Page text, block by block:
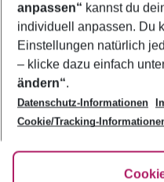
Footer
Footer navigation
Über uns
AGB
Bestpreisgarantie
Cookie-Einstellungen
Cookie-Richtlinie
Agenturbetreuung
Barrierefreies Reisen
FAQ
HanseMerkur
Folge uns
anpassen“ kannst du
individuell anpassen. Du
Einstellungen natürlich
– klicke dazu einfach
ändern“.
Datenschutz-Informationen
Cookie/Tracking-